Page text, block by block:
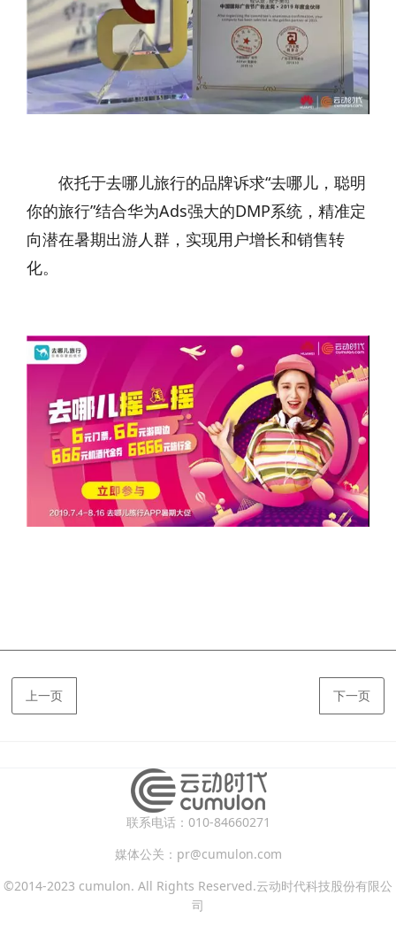
依托于去哪儿旅行的品牌诉求“去哪儿，聪明
你的旅行”结合华为Ads强大的DMP系统，精准定
向潜在暑期出游人群，实现用户增长和销售转
化。
上一页 下一页
联系电话：010-84660271
媒体公关：pr@cumulon.com
©2014-2023 cumulon. All Rights Reserved.云动时代科技股份有限公
司